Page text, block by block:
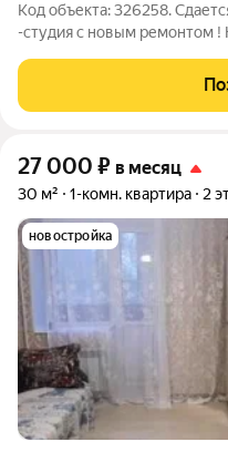
Код объекта: 326258.
-студия с новым ремонтом
Из техники : холодильник,
утюг. Нет проблем
27 000 ₽ в месяц
30 м² 1-комн. квартира 2
новостройка